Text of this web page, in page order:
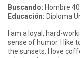
Buscando: Hombre
Educación: Diploma
I am a loyal, hard-
sense of humor. I like
the sunsets. I love